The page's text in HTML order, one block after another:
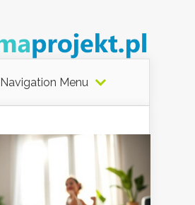
Navigation Menu